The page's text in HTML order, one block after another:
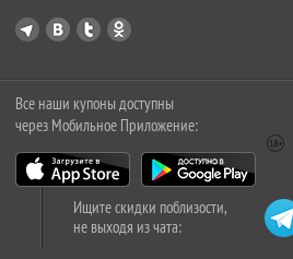
Все наши купоны доступны
через Мобильное Приложение:
Ищите скидки поблизости,
не выходя из чата: